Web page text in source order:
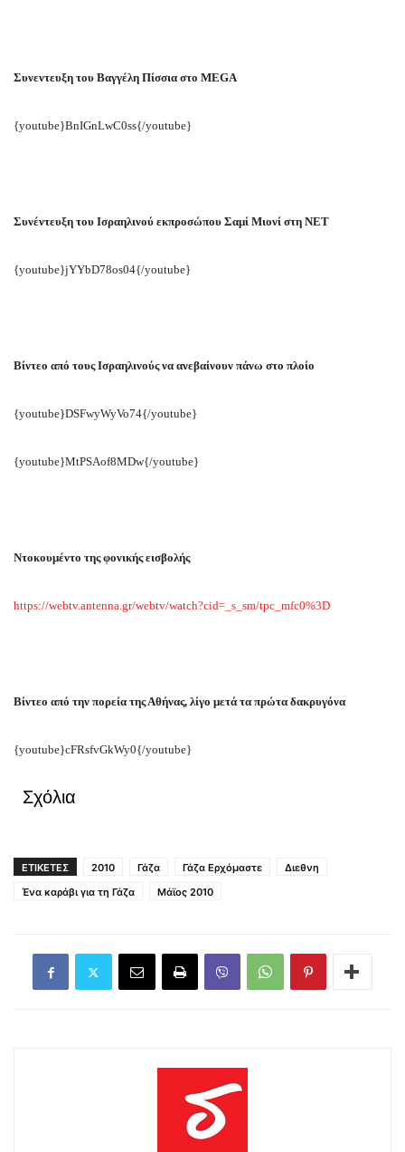
Συνεντευξη του Βαγγέλη Πίσσια στο MEGA
{youtube}BnIGnLwC0ss{/youtube}
Συνέντευξη του Ισραηλινού εκπροσώπου Σαμί Μιονί στη ΝΕΤ
{youtube}jYYbD78os04{/youtube}
Βίντεο από τους Ισραηλινούς να ανεβαίνουν πάνω στο πλοίο
{youtube}DSFwyWyVo74{/youtube}
{youtube}MtPSAof8MDw{/youtube}
Ντοκουμέντο της φονικής εισβολής
https://webtv.antenna.gr/webtv/watch?cid=_s_sm/tpc_mfc0%3D
Βίντεο από την πορεία της Αθήνας, λίγο μετά τα πρώτα δακρυγόνα
{youtube}cFRsfvGkWy0{/youtube}
Σχόλια
ΕΤΙΚΕΤΕΣ 2010 Γάζα Γάζα Ερχόμαστε
Διεθνη
Ένα καράβι για τη Γάζα
Μάϊος 2010